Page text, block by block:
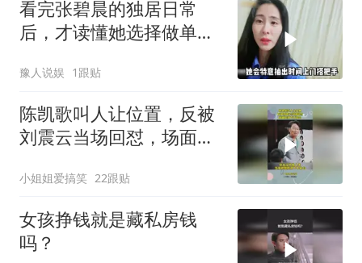
看完张碧晨的独居日常
后，才读懂她选择做单亲
豫人说娱 1跟贴
陈凯歌叫人让位置，反被
刘震云当场回怼，场面尬
小姐姐爱搞笑 22跟贴
女孩挣钱就是藏私房钱
吗？